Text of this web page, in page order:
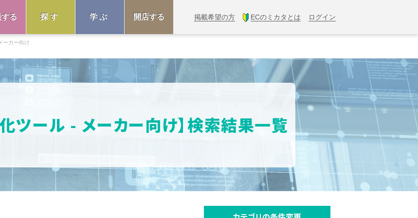
る 探す 学ぶ 開店する 掲載希望の方 ECのミカタとは ログイン
ーカー向け
ツール - メーカー向け】検索結果一覧